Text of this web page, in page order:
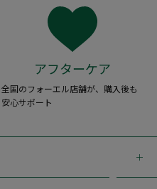
アフターケア
全国のフォーエル店舗が、購入後も
安心サポート